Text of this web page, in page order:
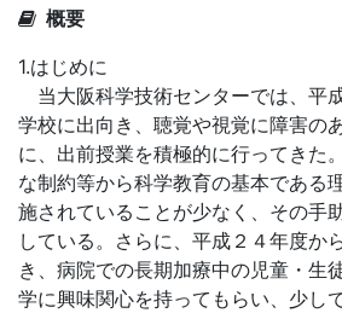
概要
1.はじめに
当大阪科学技術センターでは、平
学校に出向き、聴覚や視覚に障害の
に、出前授業を積極的に行ってきた
な制約等から科学教育の基本である
施されていることが少なく、その手
している。さらに、平成２４年度か
き、病院での長期加療中の児童・生
学に興味関心を持ってもらい、少し